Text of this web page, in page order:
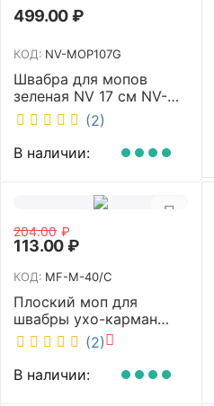
499.00₽
КОД: NV-MOP107G
Швабра для мопов
зеленая NV 17 см NV-
MOP107G (2)
В наличии:
204.00 ₽
113.00₽
КОД: MF-M-40/C
Плоский моп для
швабры ухо-карман
белый 40 см NV MF-M-
40/C
(2)
В наличии: